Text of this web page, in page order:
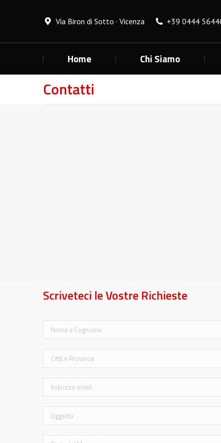
Via Biron di Sotto · Vicenza +39 0444
Home Chi Siamo
Contatti
Scriveteci le Vostre Richieste